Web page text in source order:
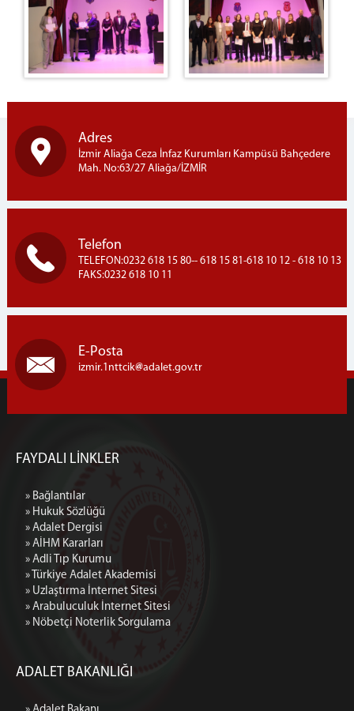
Adres
İzmir Aliağa Ceza İnfaz Kurumları Kampüsü Bahçedere
Mah. No:63/27 Aliağa/İZMİR
Telefon
TELEFON:0232 618 15 80-- 618 15 81-618 10 12 - 618 10 13
FAKS:0232 618 10 11
E-Posta
izmir.1nttcik adalet.gov.tr
FAYDALI LİNKLER
» Bağlantılar
» Hukuk Sözlüğü
» Adalet Dergisi
» AİHM Kararları
» Adli Tıp Kurumu
» Türkiye Adalet Akademisi
» Uzlaştırma İnternet Sitesi
» Arabuluculuk İnternet Sitesi
» Nöbetçi Noterlik Sorgulama
ADALET BAKANLIĞI